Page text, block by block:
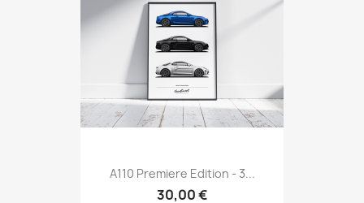
A110 Premiere Edition - 3...
30,00 €